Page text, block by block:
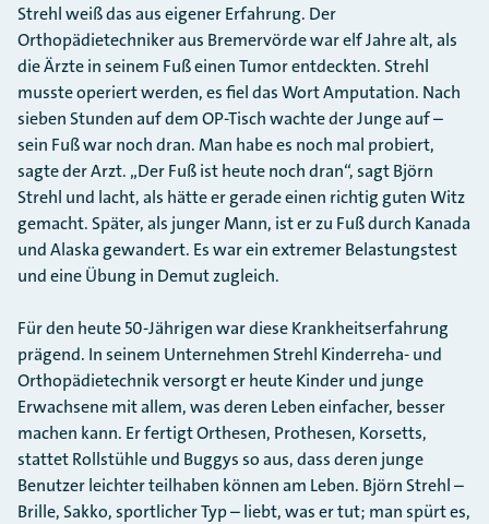
Strehl weiß das aus eigener Erfahrung. Der
Orthopädietechniker aus Bremervörde war elf Jahre alt, als
die Ärzte in seinem Fuß einen Tumor entdeckten. Strehl
musste operiert werden, es fiel das Wort Amputation. Nach
sieben Stunden auf dem OP-Tisch wachte der Junge auf –
sein Fuß war noch dran. Man habe es noch mal probiert,
sagte der Arzt. „Der Fuß ist heute noch dran“, sagt Björn
Strehl und lacht, als hätte er gerade einen richtig guten Witz
gemacht. Später, als junger Mann, ist er zu Fuß durch Kanada
und Alaska gewandert. Es war ein extremer Belastungstest
und eine Übung in Demut zugleich.
Für den heute 50-Jährigen war diese Krankheitserfahrung
prägend. In seinem Unternehmen Strehl Kinderreha- und
Orthopädietechnik versorgt er heute Kinder und junge
Erwachsene mit allem, was deren Leben einfacher, besser
machen kann. Er fertigt Orthesen, Prothesen, Korsetts,
stattet Rollstühle und Buggys so aus, dass deren junge
Benutzer leichter teilhaben können am Leben. Björn Strehl –
Brille, Sakko, sportlicher Typ – liebt, was er tut; man spürt es,